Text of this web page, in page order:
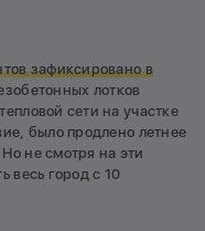
зафиксировано в
лотков
сети на участке
было продлено летнее
не смотря на эти
весь город с 10